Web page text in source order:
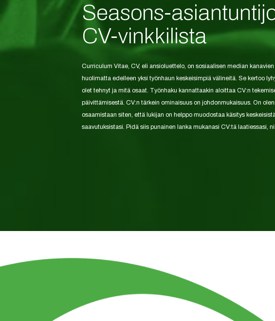
Seasons-
CV-vinkkilista
Curriculum Vitae, CV, eli ansioluettelo, on sosiaalisen median
huolimatta edelleen yksi työnhaun keskeisimpiä välineitä. Se kertoo
olet tehnyt ja mitä osaat. Työnhaku kannattaakin aloittaa CV:n
päivittämisestä. CV:n tärkein ominaisuus on johdonmukaisuus. On
osaamistaan siten, että lukijan on helppo muodostaa käsitys
saavutuksistasi. Pidä siis punainen lanka mukanasi CV:tä laatiessasi,